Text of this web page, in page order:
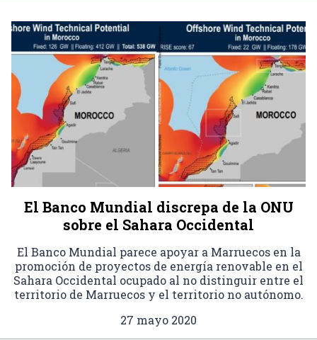
El Banco Mundial discrepa de la ONU
sobre el Sahara Occidental
El Banco Mundial parece apoyar a Marruecos en la
promoción de proyectos de energía renovable en el
Sahara Occidental ocupado al no distinguir entre el
territorio de Marruecos y el territorio no autónomo.
27 mayo 2020